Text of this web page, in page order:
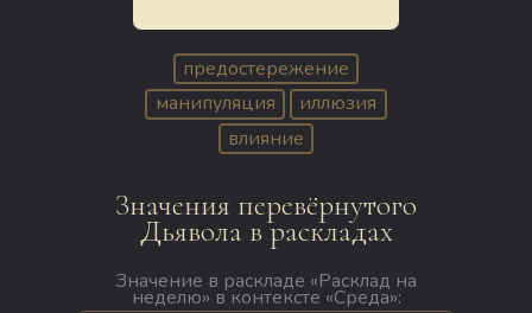
предостережение
манипуляция
иллюзия
влияние
Значения перевёрнутого
Дьявола в раскладах
Значение в раскладе «Расклад на
неделю» в контексте «Среда»: